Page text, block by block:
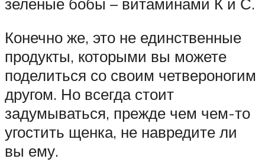
Конечно же, это не единственные
продукты, которыми вы можете
поделиться со своим четвероногим
другом. Но всегда стоит
задумываться, прежде чем чем-то
угостить щенка, не навредите ли
вы ему.